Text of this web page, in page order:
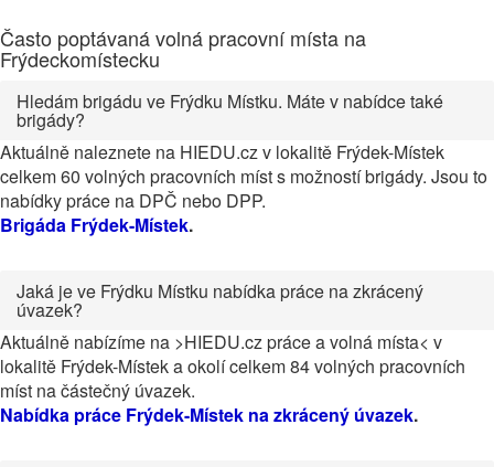
Často poptávaná volná pracovní místa na
Frýdeckomístecku
Hledám brigádu ve Frýdku Místku. Máte v nabídce také
brigády?
Aktuálně naleznete na HIEDU.cz v lokalitě Frýdek-Místek
celkem 60 volných pracovních míst s možností brigády. Jsou to
nabídky práce na DPČ nebo DPP.
Brigáda Frýdek-Místek.
Jaká je ve Frýdku Místku nabídka práce na zkrácený
úvazek?
Aktuálně nabízíme na >HIEDU.cz práce a volná místa< v
lokalitě Frýdek-Místek a okolí celkem 84 volných pracovních
míst na částečný úvazek.
Nabídka práce Frýdek-Místek na zkrácený úvazek.